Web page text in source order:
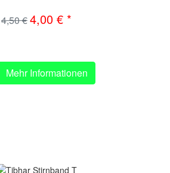
4,50 €4,00 € *
Mehr Informationen